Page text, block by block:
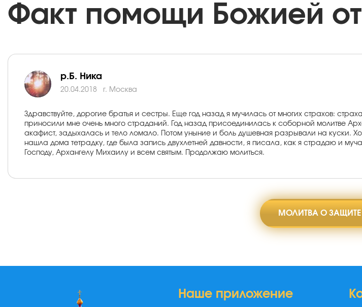
Факт помощи Божией от
р.Б. Ника
20.04.2018 г. Москва
Здравствуйте, дорогие братья и сестры. Еще год назад я мучилась от многих страхов:
приносили мне очень много страданий. Год назад присоединилась к соборной молитве
акафист, задыхалась и тело ломало. Потом уныние и боль душевная разрывали на куски.
нашла дома тетрадку, где была запись двухлетней давности, я писала, как я страдаю и
Господу, Архангелу Михаилу и всем святым. Продолжаю молиться.
МОЛИТВА О ЗАЩИТЕ
Наше приложение